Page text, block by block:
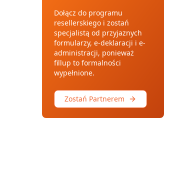
Dołącz do programu
resellerskiego i zostań
specjalistą od przyjaznych
formularzy, e-deklaracji i e-
administracji, ponieważ
fillup to formalności
wypełnione.
Zostań Partnerem